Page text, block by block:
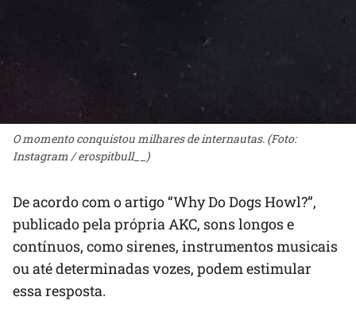
O momento conquistou milhares de internautas. (Foto:
Instagram / erospitbull__)
De acordo com o artigo “Why Do Dogs Howl?”,
publicado pela própria AKC, sons longos e
contínuos, como sirenes, instrumentos musicais
ou até determinadas vozes, podem estimular
essa resposta.